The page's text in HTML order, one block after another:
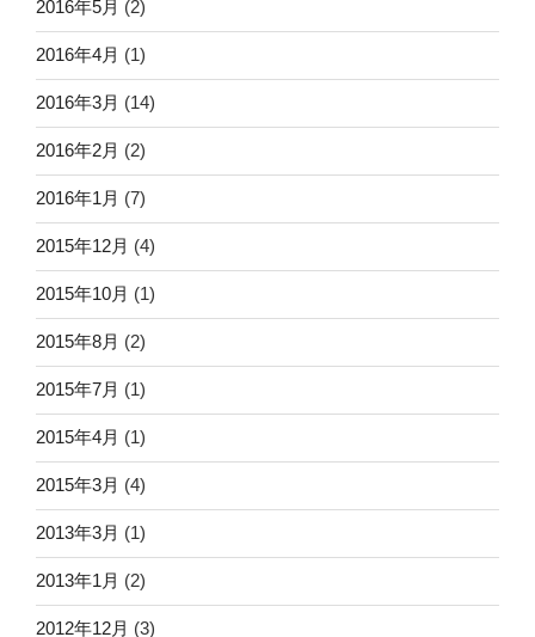
2016年5月 (2)
2016年4月 (1)
2016年3月 (14)
2016年2月 (2)
2016年1月 (7)
2015年12月 (4)
2015年10月 (1)
2015年8月 (2)
2015年7月 (1)
2015年4月 (1)
2015年3月 (4)
2013年3月 (1)
2013年1月 (2)
2012年12月 (3)